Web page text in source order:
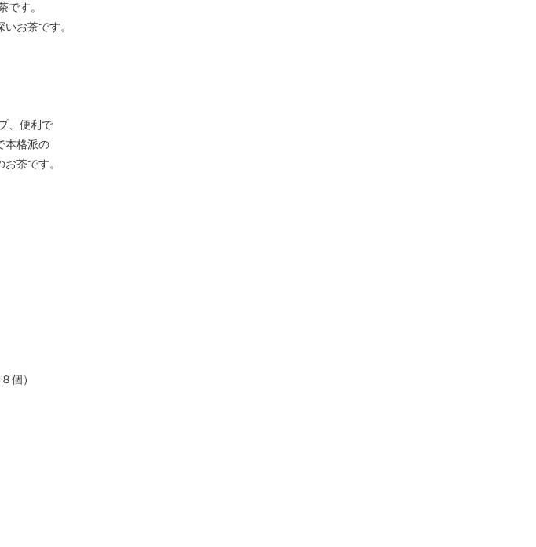
す。
お茶です。
、便利で
本格派の
茶です。
個）